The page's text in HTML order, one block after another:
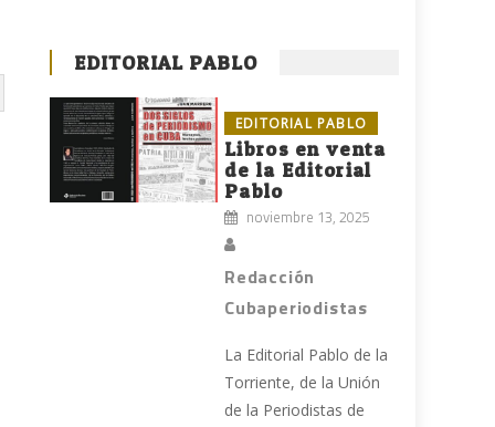
EDITORIAL PABLO
EDITORIAL PABLO
Libros en venta
de la Editorial
Pablo
noviembre 13, 2025
Redacción
Cubaperiodistas
La Editorial Pablo de la
Torriente, de la Unión
de la Periodistas de